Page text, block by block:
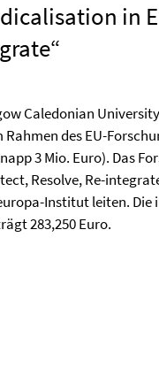
in
Caledonian
des EU-
3 Mio. Euro). Das
Resolve, Re-
Institut leiten. Die
283,250 Euro.